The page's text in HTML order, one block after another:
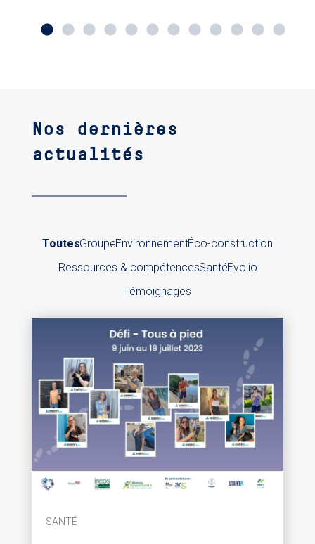
Nos dernières
actualités
ToutesGroupeEnvironnementÉco-construction
Ressources & compétencesSantéEvolio
Témoignages
SANTÉ